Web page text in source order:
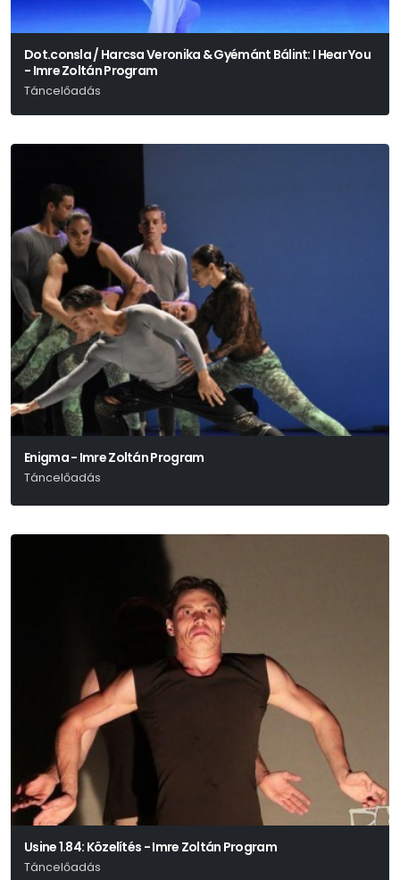
Dot.consla / Harcsa Veronika & Gyémánt Bálint: I Hear You
- Imre Zoltán Program
Táncelőadás
Enigma - Imre Zoltán Program
Táncelőadás
Usine 1.84: Közelítés - Imre Zoltán Program
Táncelőadás